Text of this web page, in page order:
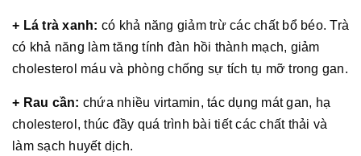
+ Lá trà xanh: có khả năng giảm trừ các chất bổ béo. Trà
có khả năng làm tăng tính đàn hồi thành mạch, giảm
cholesterol máu và phòng chống sự tích tụ mỡ trong gan.
+ Rau cần: chứa nhiều virtamin, tác dụng mát gan, hạ
cholesterol, thúc đầy quá trình bài tiết các chất thải và
làm sạch huyết dịch.